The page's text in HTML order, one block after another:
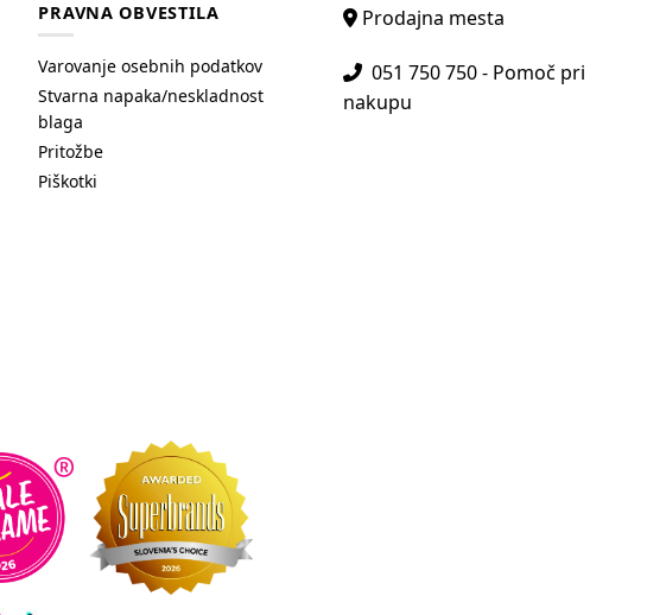
PRAVNA OBVESTILA
Varovanje osebnih podatkov
Stvarna napaka/neskladnost
blaga
Pritožbe
Piškotki
Prodajna mesta
051 750 750 - Pomoč pri
nakupu